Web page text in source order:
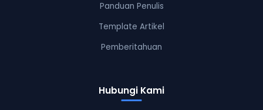
Panduan Penulis
Template Artikel
Pemberitahuan
Hubungi Kami